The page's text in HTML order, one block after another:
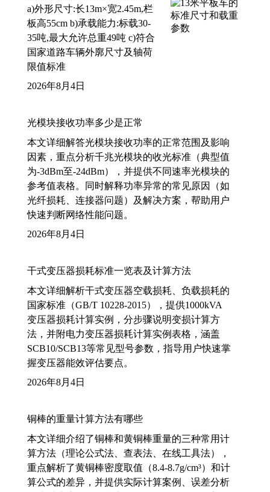
a)外形尺寸:长13m×宽2.45m,栏
板高55cm b)承载能力:标载30-
35吨,最大允许总重49吨 c)符合
国家道路车辆外廓尺寸及轴荷
限值标准
2026年8月4日
光模块接收功率多少是正常
本文详细解答光模块接收功率的正常范围及影响
因素，重点分析千兆光模块的收光标准（典型值
为-3dBm至-24dBm），并提供不同速率光模块的
参考值表格。同时解释功率异常的常见原因（如
光纤损耗、连接器问题）及解决方案，帮助用户
快速判断网络性能问题。
2026年8月4日
干式变压器损耗标准一览表及计算方法
本文详细解析干式变压器空载损耗、负载损耗的
国家标准（GB/T 10228-2015），提供1000kVA
变压器损耗计算实例，分步骤说明变损计算方
法，并附电力变压器损耗计算实例表格，涵盖
SCB10/SCB13等常见型号参数，指导用户快速掌
握变压器能效评估要点。
2026年8月4日
铜棒的重量计算方法有哪些
本文详细介绍了铜棒和黄铜棒重量的三种常用计
算方法（理论公式法、查表法、在线工具法），
重点解析了黄铜棒密度取值（8.4-8.7g/cm³）和计
算公式的差异，并提供实际计算案例、误差分析